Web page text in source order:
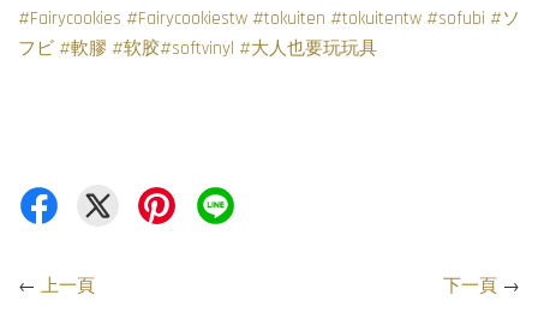
#Fairycookies #Fairycookiestw #tokuiten #tokuitentw #sofubi #ソ
フビ #軟膠 #软胶#softvinyl #大人也要玩玩具
← 上一頁 下一頁 →